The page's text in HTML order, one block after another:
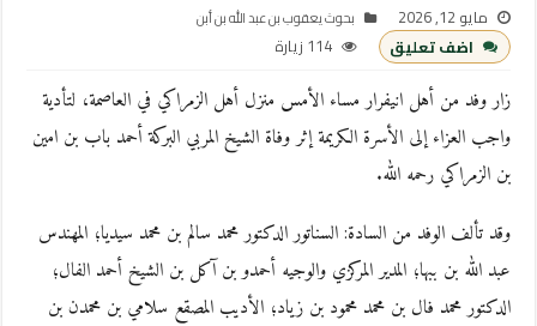
مايو 12, 2026 بحوث يعقوب بن عبد الله بن أبن
اضف تعليق 114 زيارة
زار وفد من أهل انيفرار مساء الأمس منزل أهل الزمراكي في العاصمة، لتأدية
واجب العزاء إلى الأسرة الكريمة إثر وفاة الشيخ المربي البركة أحمد باب بن امين
بن الزمراكي رحمه الله.
وقد تألف الوفد من السادة: السناتور الدكتور محمد سالم بن محمد سيديا؛ المهندس
عبد الله بن ببها؛ المدير المركزي والوجيه أحمدو بن آكل بن الشيخ أحمد الفال؛
الدكتور محمد فال بن محمد محمود بن زياد؛ الأديب المصقع سلامي بن محمدن بن